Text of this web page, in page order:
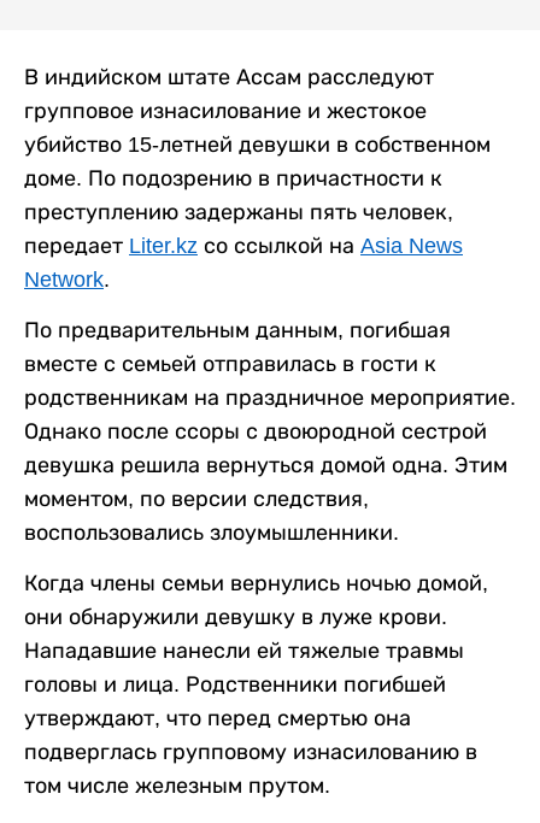
В индийском штате Ассам расследуют
групповое изнасилование и жестокое
убийство 15-летней девушки в собственном
доме. По подозрению в причастности к
преступлению задержаны пять человек,
передает Liter.kz со ссылкой на Asia News
Network.
По предварительным данным, погибшая
вместе с семьей отправилась в гости к
родственникам на праздничное мероприятие.
Однако после ссоры с двоюродной сестрой
девушка решила вернуться домой одна. Этим
моментом, по версии следствия,
воспользовались злоумышленники.
Когда члены семьи вернулись ночью домой,
они обнаружили девушку в луже крови.
Нападавшие нанесли ей тяжелые травмы
головы и лица. Родственники погибшей
утверждают, что перед смертью она
подверглась групповому изнасилованию в
том числе железным прутом.